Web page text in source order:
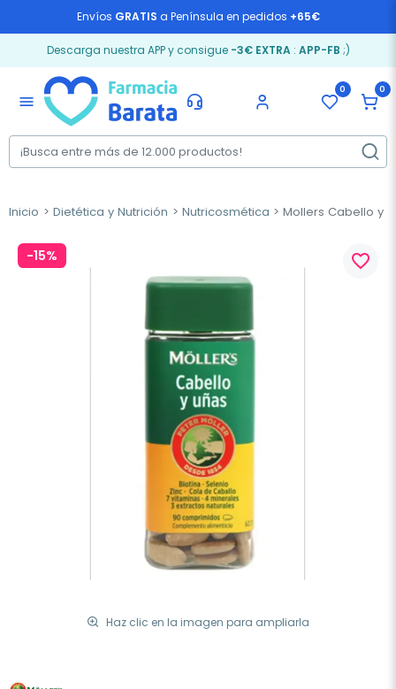
Envíos GRATIS a Península en pedidos +65€
Descarga nuestra APP y consigue -3€ EXTRA: APP-FB ;)
menu
0 0
Inicio Dietética y Nutrición Nutricosmética Mollers Cabello y
-15%
Haz clic en la imagen para ampliarla
favorite_border